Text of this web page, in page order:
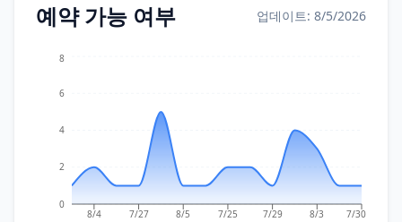
예약 가능 여부 업데이트: 8/5/2026
8/4 7/27 8/5 7/25 7/29 8/3 7/30
0
2
4
6
8